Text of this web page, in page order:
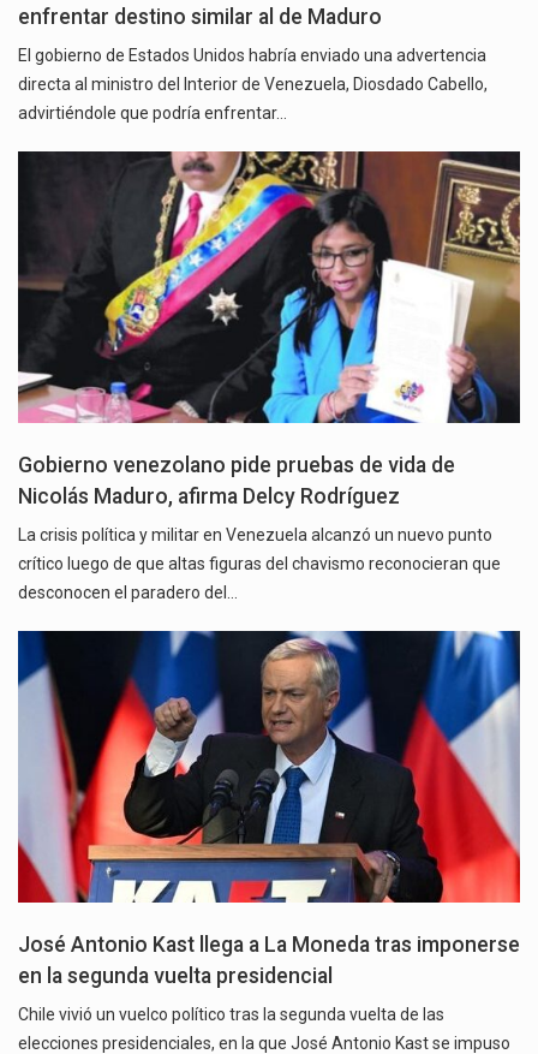
enfrentar destino similar al de Maduro
El gobierno de Estados Unidos habría enviado una advertencia
directa al ministro del Interior de Venezuela, Diosdado Cabello,
advirtiéndole que podría enfrentar…
Gobierno venezolano pide pruebas de vida de
Nicolás Maduro, afirma Delcy Rodríguez
La crisis política y militar en Venezuela alcanzó un nuevo punto
crítico luego de que altas figuras del chavismo reconocieran que
desconocen el paradero del…
José Antonio Kast llega a La Moneda tras imponerse
en la segunda vuelta presidencial
Chile vivió un vuelco político tras la segunda vuelta de las
elecciones presidenciales, en la que José Antonio Kast se impuso